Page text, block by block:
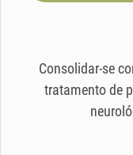
Consolidar-se
tratamento de